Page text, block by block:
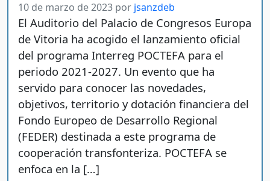
10 de marzo de 2023 por jsanzdeb
El Auditorio del Palacio de Congresos Europa
de Vitoria ha acogido el lanzamiento oficial
del programa Interreg POCTEFA para el
periodo 2021-2027. Un evento que ha
servido para conocer las novedades,
objetivos, territorio y dotación financiera del
Fondo Europeo de Desarrollo Regional
(FEDER) destinada a este programa de
cooperación transfonteriza. POCTEFA se
enfoca en la […]